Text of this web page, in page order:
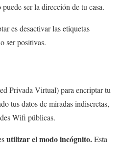
ser la dirección de tu casa.
es desactivar las etiquetas
ser positivas.
Privada Virtual) para encriptar tu
tus datos de miradas indiscretas,
Wifi públicas.
utilizar el modo incógnito.Esta